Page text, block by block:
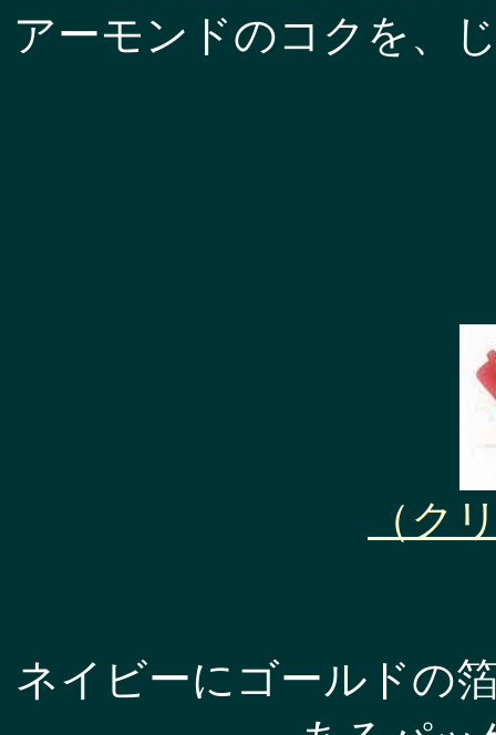
アーモンドのコクを、
（ク
ネイビーにゴールドの